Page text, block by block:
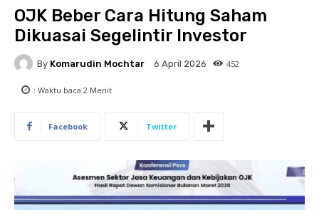
OJK Beber Cara Hitung Saham
Dikuasai Segelintir Investor
By Komarudin Mochtar 6 April 2026 452
: Waktu baca 2 Menit
Facebook Twitter